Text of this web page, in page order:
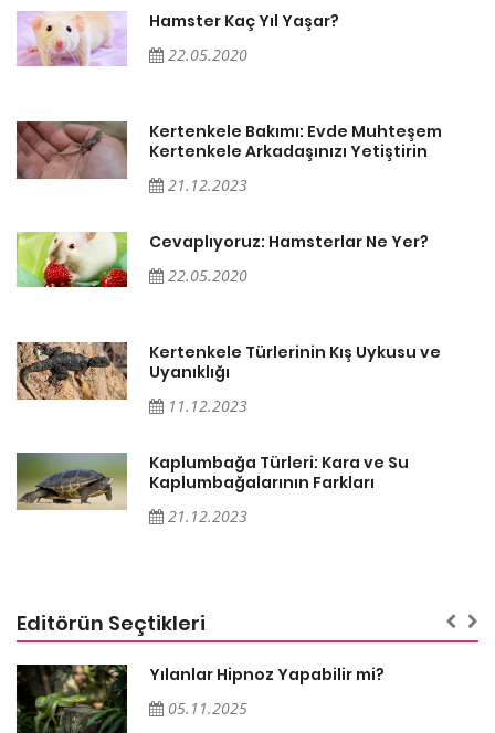
Hamster Kaç Yıl Yaşar?
22.05.2020
Kertenkele Bakımı: Evde Muhteşem
Kertenkele Arkadaşınızı Yetiştirin
21.12.2023
Cevaplıyoruz: Hamsterlar Ne Yer?
22.05.2020
Kertenkele Türlerinin Kış Uykusu ve
Uyanıklığı
11.12.2023
Kaplumbağa Türleri: Kara ve Su
Kaplumbağalarının Farkları
21.12.2023
Editörün Seçtikleri
Yılanlar Hipnoz Yapabilir mi?
05.11.2025